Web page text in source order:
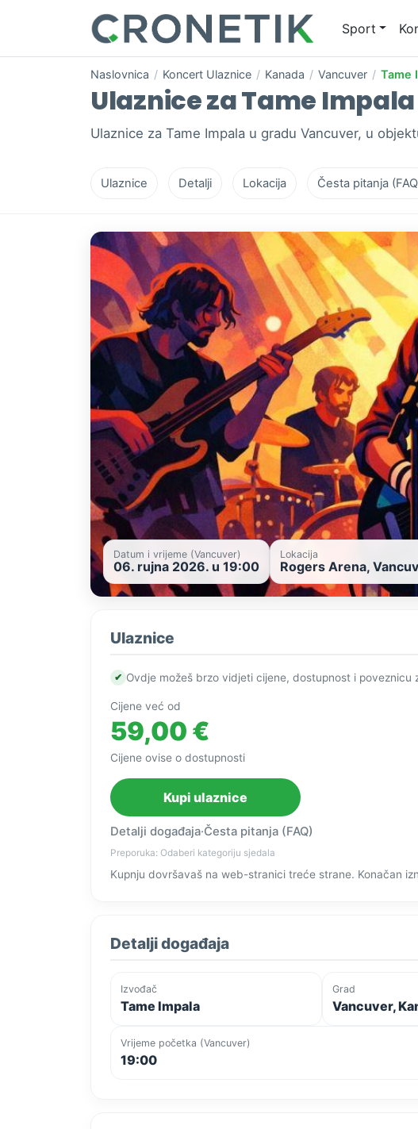
Sport
Naslovnica / Koncert Ulaznice / Kanada / Vancuver / Tame
Ulaznice za Tame
Ulaznice za Tame Impala u gradu Vancuver, u
Ulaznice Detalji Lokacija Česta pitanja
Datum i vrijeme (Vancuver)
06. rujna 2026. u 19:00
Lokacija
Rogers Arena,
Ulaznice
✔ Ovdje možeš brzo vidjeti cijene, dostupnost i poveznicu
Cijene već od
59,00 €
Cijene ovise o dostupnosti
Kupi ulaznice
Detalji događaja·Česta pitanja (FAQ)
Preporuka: Odaberi kategoriju sjedala
Kupnju dovršavaš na web-stranici treće strane. Konačan
Detalji događaja
Izvođač
Tame Impala
Grad
Vancuver,
Vrijeme početka (Vancuver)
19:00